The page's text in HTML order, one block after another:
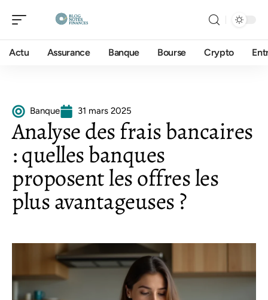
Actu Assurance Banque Bourse Crypto
Banque 31 mars 2025
Analyse des frais bancaires
: quelles banques
proposent les offres les
plus avantageuses ?